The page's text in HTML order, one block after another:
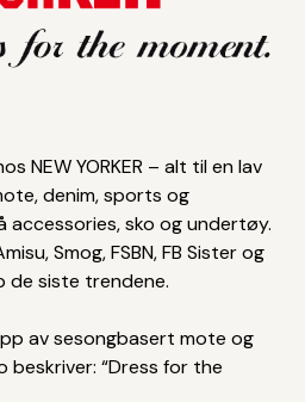
NEW YORKER – alt til en lav
denim, sports og
sko og undertøy.
Smog, FSBN, FB Sister og
de siste trendene.
av sesongbasert mote og
“Dress for the